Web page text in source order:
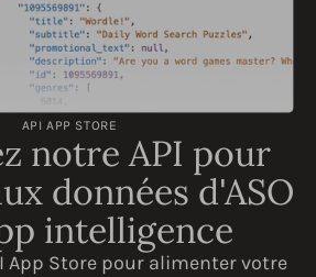
API APP STORE
notre API pour
données d'ASO
intelligence
App Store pour alimenter votre